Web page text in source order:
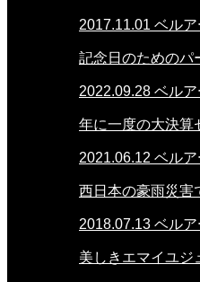
2017.11.01 ベル
記念日のためのパ
2022.09.28 ベル
年に一度の大決算
2021.06.12 ベル
西日本の豪雨災害
2018.07.13 ベル
美しきエマイユジ